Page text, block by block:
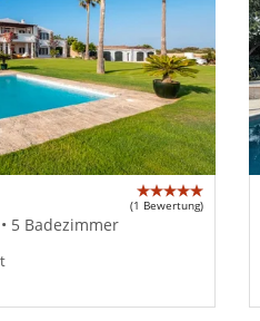
(1 Bewertung)
5 Badezimmer